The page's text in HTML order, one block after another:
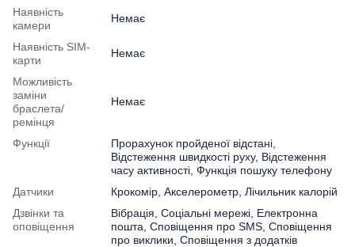
Наявність
камери
Немає
Наявність SIM-
карти
Немає
Можливість
заміни
браслета/
ремінця
Немає
Функції
Прорахунок пройденої відстані,
Відстеження швидкості руху, Відстеження
часу активності, Функція пошуку телефону
Датчики
Крокомір, Акселерометр, Лічильник калорій
Дзвінки та
оповіщення
Вібрація, Соціальні мережі, Електронна
пошта, Сповіщення про SMS, Сповіщення
про виклики, Сповіщення з додатків